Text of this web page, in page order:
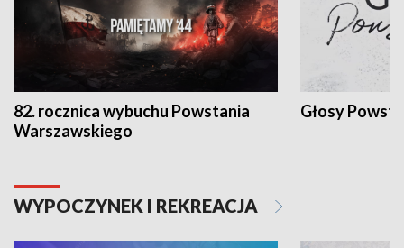
82. rocznica wybuchu Powstania
Warszawskiego
Głosy
WYPOCZYNEK I REKREACJA